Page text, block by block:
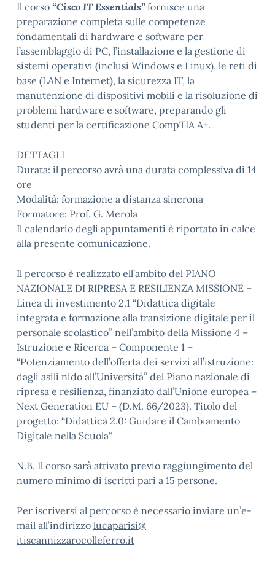
Il corso “Cisco IT Essentials”fornisce una
preparazione completa sulle competenze
fondamentali di hardware e software per
l’assemblaggio di PC, l’installazione e la gestione di
sistemi operativi (inclusi Windows e Linux), le reti di
base (LAN e Internet), la sicurezza IT, la
manutenzione di dispositivi mobili e la risoluzione di
problemi hardware e software, preparando gli
studenti per la certificazione CompTIA A+.
DETTAGLI
Durata: il percorso avrà una durata complessiva di 14
ore
Modalità: formazione a distanza sincrona
Formatore: Prof. G. Merola
Il calendario degli appuntamenti è riportato in calce
alla presente comunicazione.
Il percorso è realizzato ell’ambito del PIANO
NAZIONALE DI RIPRESA E RESILIENZA MISSIONE –
Linea di investimento 2.1 “Didattica digitale
integrata e formazione alla transizione digitale per il
personale scolastico” nell’ambito della Missione 4 –
Istruzione e Ricerca – Componente 1 –
“Potenziamento dell’offerta dei servizi all’istruzione:
dagli asili nido all’Università” del Piano nazionale di
ripresa e resilienza, finanziato dall’Unione europea –
Next Generation EU – (D.M. 66/2023). Titolo del
progetto: “Didattica 2.0: Guidare il Cambiamento
Digitale nella Scuola“
N.B. Il corso sarà attivato previo raggiungimento del
numero minimo di iscritti pari a 15 persone.
Per iscriversi al percorso è necessario inviare un’e-
mail all’indirizzo lucaparisi@
itiscannizzarocolleferro.it